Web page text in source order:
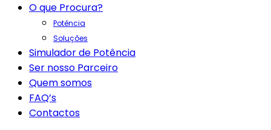
O que Procura?
Potência
Soluções
Simulador de Potência
Ser nosso Parceiro
Quem somos
FAQ’s
Contactos